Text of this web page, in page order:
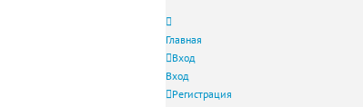
Главная
Вход
Вход
Регистрация